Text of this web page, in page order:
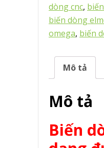
dòng cnc,
biến dòng
omega, biến
Mô tả
Mô tả
Biến